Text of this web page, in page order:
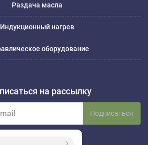
Раздача масла
Индукционный нагрев
оборудование
на рассылку
Подписаться